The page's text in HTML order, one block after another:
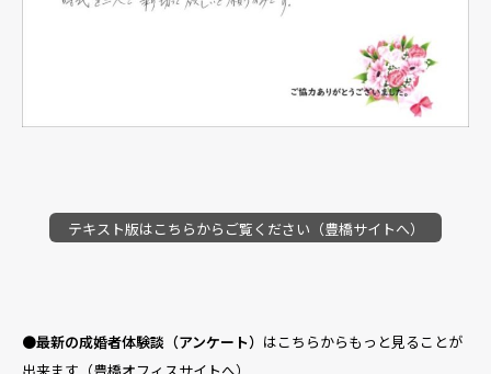
テキスト版はこちらからご覧ください（豊橋サイトへ）
●最新の成婚者体験談（アンケート） はこちらからもっと見ることが